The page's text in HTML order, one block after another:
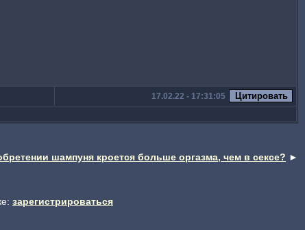
17.02.22 - 17:31:05
шампуня кроется больше оргазма, чем в сексе? ►
зарегистрироваться